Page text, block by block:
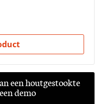
een houtgestookte
demo